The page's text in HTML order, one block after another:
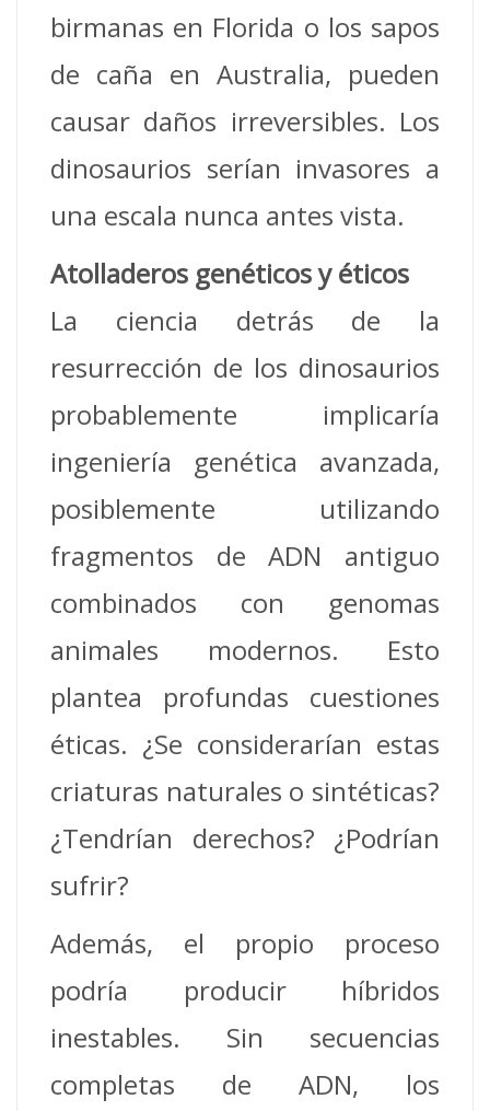
birmanas en Florida o los sapos
de caña en Australia, pueden
causar daños irreversibles. Los
dinosaurios serían invasores a
una escala nunca antes vista.
Atolladeros genéticos y éticos
La ciencia detrás de la
resurrección de los dinosaurios
probablemente implicaría
ingeniería genética avanzada,
posiblemente utilizando
fragmentos de ADN antiguo
combinados con genomas
animales modernos. Esto
plantea profundas cuestiones
éticas. ¿Se considerarían estas
criaturas naturales o sintéticas?
¿Tendrían derechos? ¿Podrían
sufrir?
Además, el propio proceso
podría producir híbridos
inestables. Sin secuencias
completas de ADN, los